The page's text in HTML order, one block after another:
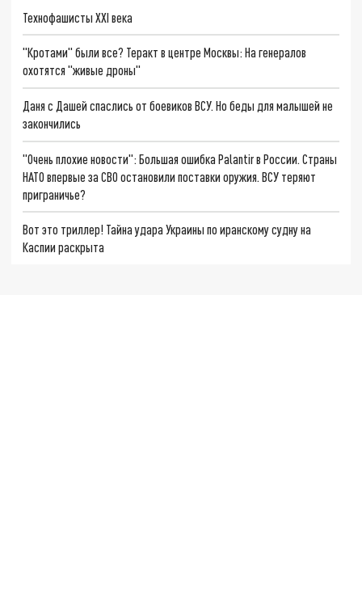
Технофашисты XXI века
"Кротами" были все? Теракт в центре Москвы: На генералов
охотятся "живые дроны"
Даня с Дашей спаслись от боевиков ВСУ. Но беды для малышей не
закончились
"Очень плохие новости": Большая ошибка Palantir в России. Страны
НАТО впервые за СВО остановили поставки оружия. ВСУ теряют
приграничье?
Вот это триллер! Тайна удара Украины по иранскому судну на
Каспии раскрыта